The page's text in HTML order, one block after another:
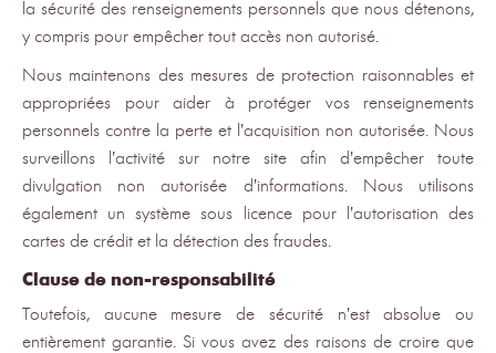
la sécurité des renseignements personnels que nous détenons,
y compris pour empêcher tout accès non autorisé.
Nous maintenons des mesures de protection raisonnables et
appropriées pour aider à protéger vos renseignements
personnels contre la perte et l’acquisition non autorisée. Nous
surveillons l’activité sur notre site afin d’empêcher toute
divulgation non autorisée d’informations. Nous utilisons
également un système sous licence pour l’autorisation des
cartes de crédit et la détection des fraudes.
Clause de non-responsabilité
Toutefois, aucune mesure de sécurité n’est absolue ou
entièrement garantie. Si vous avez des raisons de croire que